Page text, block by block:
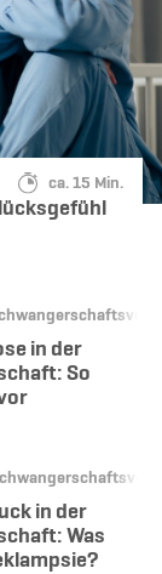
Lesedauer:
ca. 15 Min.
in der
So
in der
Was